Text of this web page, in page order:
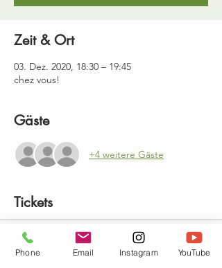
Zeit & Ort
03. Dez. 2020, 18:30 – 19:45
chez vous!
Gäste
+4 weitere Gäste
Tickets
Verkauf beendet
Phone Email Instagram YouTube